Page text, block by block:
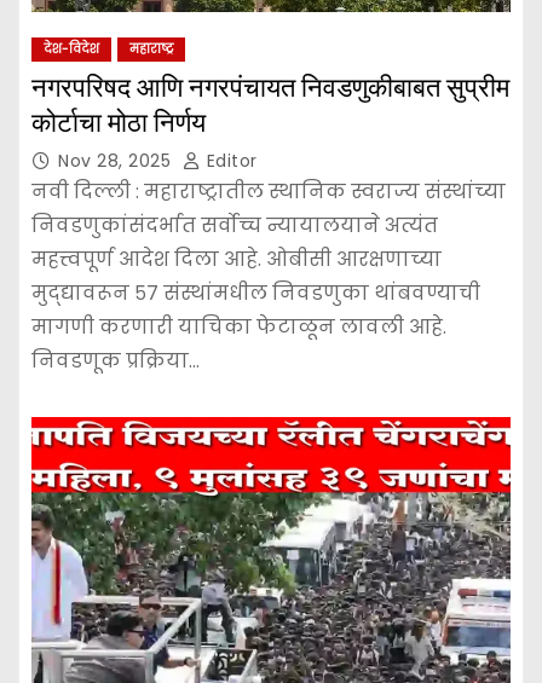
देश-विदेश महाराष्ट्र
नगरपरिषद आणि नगरपंचायत निवडणुकीबाबत सुप्रीम
कोर्टाचा मोठा निर्णय
Nov 28, 2025 Editor
नवी दिल्ली : महाराष्ट्रातील स्थानिक स्वराज्य संस्थांच्या
निवडणुकांसंदर्भात सर्वोच्च न्यायालयाने अत्यंत
महत्त्वपूर्ण आदेश दिला आहे. ओबीसी आरक्षणाच्या
मुद्द्यावरून ५७ संस्थांमधील निवडणुका थांबवण्याची
मागणी करणारी याचिका फेटाळून लावली आहे.
निवडणूक प्रक्रिया…